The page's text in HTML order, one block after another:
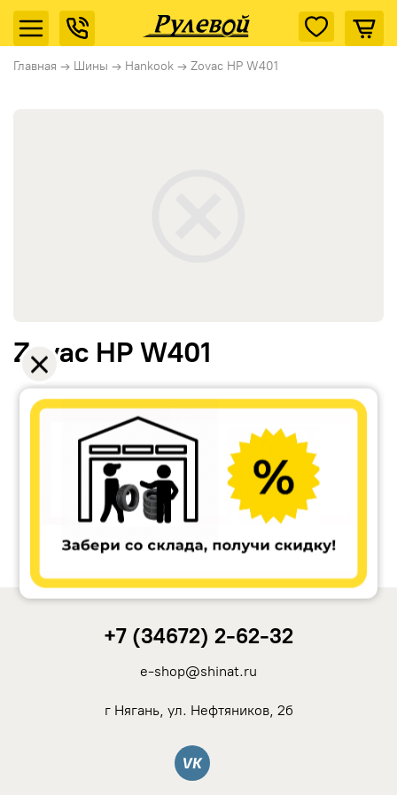
Главная → Шины → Hankook → Zovac HP W401
Ikon Tyres (Nokian Tyres)
Rotalla
Zovac HP W401
+7 (34672) 2-62-32
e-shop@shinat.ru
г Нягань, ул. Нефтяников, 2б
Вконтакте